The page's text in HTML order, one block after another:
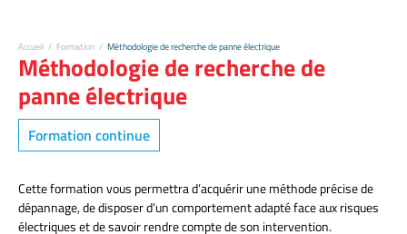
Accueil / Formation / Méthodologie de recherche de panne électrique
Méthodologie de recherche de
panne électrique
Formation continue
Cette formation vous permettra d’acquérir une méthode précise de
dépannage, de disposer d’un comportement adapté face aux risques
électriques et de savoir rendre compte de son intervention.